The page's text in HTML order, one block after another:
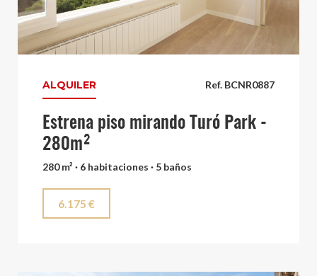
Ref. BCNR0887
ALQUILER
Estrena piso mirando Turó Park -
280m²
280 m² · 6 habitaciones · 5 baños
6.175 €